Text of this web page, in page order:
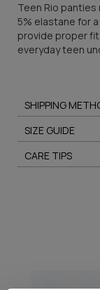
Teen Rio
5% elastane for
provide proper
everyday teen
SHIPPING
SIZE GUIDE
CARE TIPS